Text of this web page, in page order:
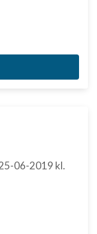
06-2019 kl.